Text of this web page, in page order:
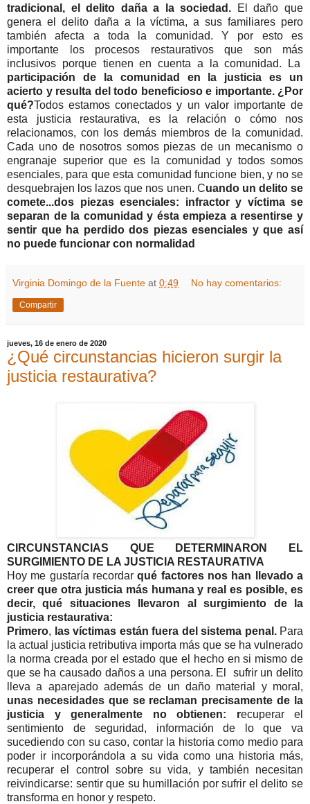
tradicional, el delito daña a la sociedad. El daño que
genera el delito daña a la víctima, a sus familiares pero
también afecta a toda la comunidad. Y por esto es
importante los procesos restaurativos que son más
inclusivos porque tienen en cuenta a la comunidad. La
participación de la comunidad en la justicia es un
acierto y resulta del todo beneficioso e importante. ¿Por
qué?Todos estamos conectados y un valor importante de
esta justicia restaurativa, es la relación o cómo nos
relacionamos, con los demás miembros de la comunidad.
Cada uno de nosotros somos piezas de un mecanismo o
engranaje superior que es la comunidad y todos somos
esenciales, para que esta comunidad funcione bien, y no se
desquebrajen los lazos que nos unen. Cuando un delito se
comete...dos piezas esenciales: infractor y víctima se
separan de la comunidad y ésta empieza a resentirse y
sentir que ha perdido dos piezas esenciales y que así
no puede funcionar con normalidad
Virginia Domingo de la Fuente at 0:49 No hay comentarios:
Compartir
jueves, 16 de enero de 2020
¿Qué circunstancias hicieron surgir la
justicia restaurativa?
CIRCUNSTANCIAS QUE DETERMINARON EL
SURGIMIENTO DE LA JUSTICIA RESTAURATIVA
Hoy me gustaría recordarqué factores nos han llevado a
creer que otra justicia más humana y real es posible, es
decir, qué situaciones llevaron al surgimiento de la
justicia restaurativa:
Primero, las víctimas están fuera del sistema penal.Para
la actual justicia retributiva importa más que se ha vulnerado
la norma creada por el estado que el hecho en si mismo de
que se ha causado daños a una persona. El sufrir un delito
lleva a aparejado además de un daño material y moral,
unas necesidades que se reclaman precisamente de la
justicia y generalmente no obtienen: recuperar el
sentimiento de seguridad, información de lo que va
sucediendo con su caso, contar la historia como medio para
poder ir incorporándola a su vida como una historia más,
recuperar el control sobre su vida, y también necesitan
reivindicarse: sentir que su humillación por sufrir el delito se
transforma en honor y respeto.